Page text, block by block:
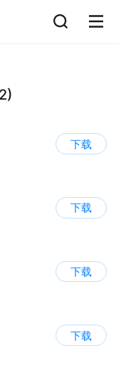
下载
下载
下载
下载